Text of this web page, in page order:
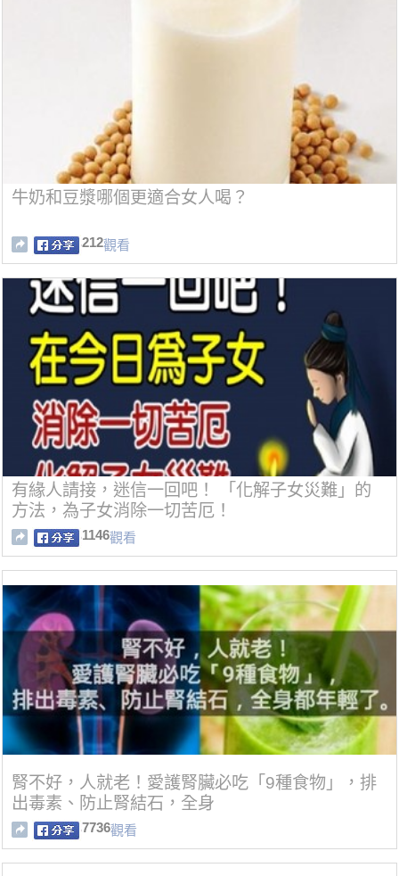
牛奶和豆漿哪個更適合女人喝？
212觀看
有緣人請接，迷信一回吧！ 「化解子女災難」的
方法，為子女消除一切苦厄！
1146觀看
腎不好，人就老！愛護腎臟必吃「9種食物」，排
出毒素、防止腎結石，全身
7736觀看